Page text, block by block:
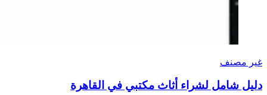
غير مصنف
دليل شامل لشراء أثاث مكتبي في القاهرة